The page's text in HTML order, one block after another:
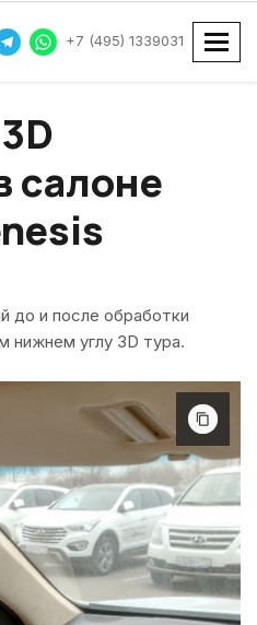
+7 (495) 1339031
салоне
до и после обработки
нижнем углу 3D тура.